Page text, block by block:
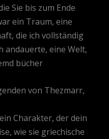
Sie bis zum Ende
ein Traum, eine
die ich vollständig
andauerte, eine Welt,
bücher
von Thezmarr,
Charakter, der dein
wie sie griechische